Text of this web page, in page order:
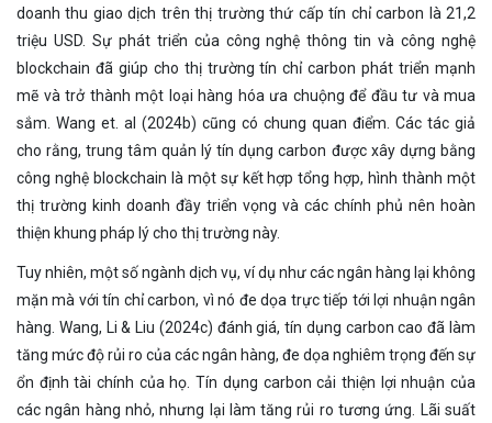
doanh thu giao dịch trên thị trường thứ cấp tín chỉ carbon là 21,2
triệu USD. Sự phát triển của công nghệ thông tin và công nghệ
blockchain đã giúp cho thị trường tín chỉ carbon phát triển mạnh
mẽ và trở thành một loại hàng hóa ưa chuộng để đầu tư và mua
sắm. Wang et. al (2024b) cũng có chung quan điểm. Các tác giả
cho rằng, trung tâm quản lý tín dụng carbon được xây dựng bằng
công nghệ blockchain là một sự kết hợp tổng hợp, hình thành một
thị trường kinh doanh đầy triển vọng và các chính phủ nên hoàn
thiện khung pháp lý cho thị trường này.
Tuy nhiên, một số ngành dịch vụ, ví dụ như các ngân hàng lại không
mặn mà với tín chỉ carbon, vì nó đe dọa trực tiếp tới lợi nhuận ngân
hàng. Wang, Li & Liu (2024c) đánh giá, tín dụng carbon cao đã làm
tăng mức độ rủi ro của các ngân hàng, đe dọa nghiêm trọng đến sự
ổn định tài chính của họ. Tín dụng carbon cải thiện lợi nhuận của
các ngân hàng nhỏ, nhưng lại làm tăng rủi ro tương ứng. Lãi suất